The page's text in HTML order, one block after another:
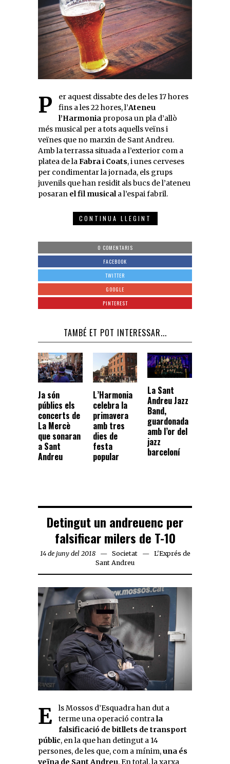
Per aquest dissabte des de les 17 hores fins a les 22 hores, l’Ateneu
l’Harmonia proposa un pla d’allò
més musical per a tots aquells veïns i
veïnes que no marxin de Sant Andreu.
Amb la terrassa situada a l’exterior com a
platea de laFabra i Coats, i unes cerveses
per condimentar la jornada, els grups
juvenils que han residit als bucs de l’ateneu
posaran el fil musicala l’espai fabril.
CONTINUA LLEGINT
0 COMENTARIS
FACEBOOK
TWITTER
GOOGLE
PINTEREST
TAMBÉ ET POT INTERESSAR...
Ja són
públics els
concerts de
La Mercè
que sonaran
a Sant
Andreu
L’Harmonia
celebra la
primavera
amb tres
dies de
festa
popular
La Sant
Andreu Jazz
Band,
guardonada
amb l’or del
jazz
barceloní
Detingut un andreuenc per
falsificar milers de T-10
14 de juny del 2018 Societat
L'Exprés de
Sant Andreu
Els Mossos d’Esquadra han dut a terme una operació contrala
falsificació de bitllets de transport
públic, en la que han detingut a 14
persones, de les que, com a mínim,una és
veïna de Sant Andreu. En total, la xarxa